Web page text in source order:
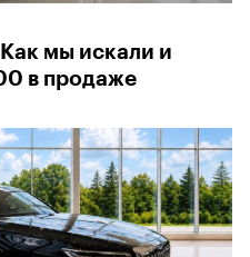
мы искали и
в продаже